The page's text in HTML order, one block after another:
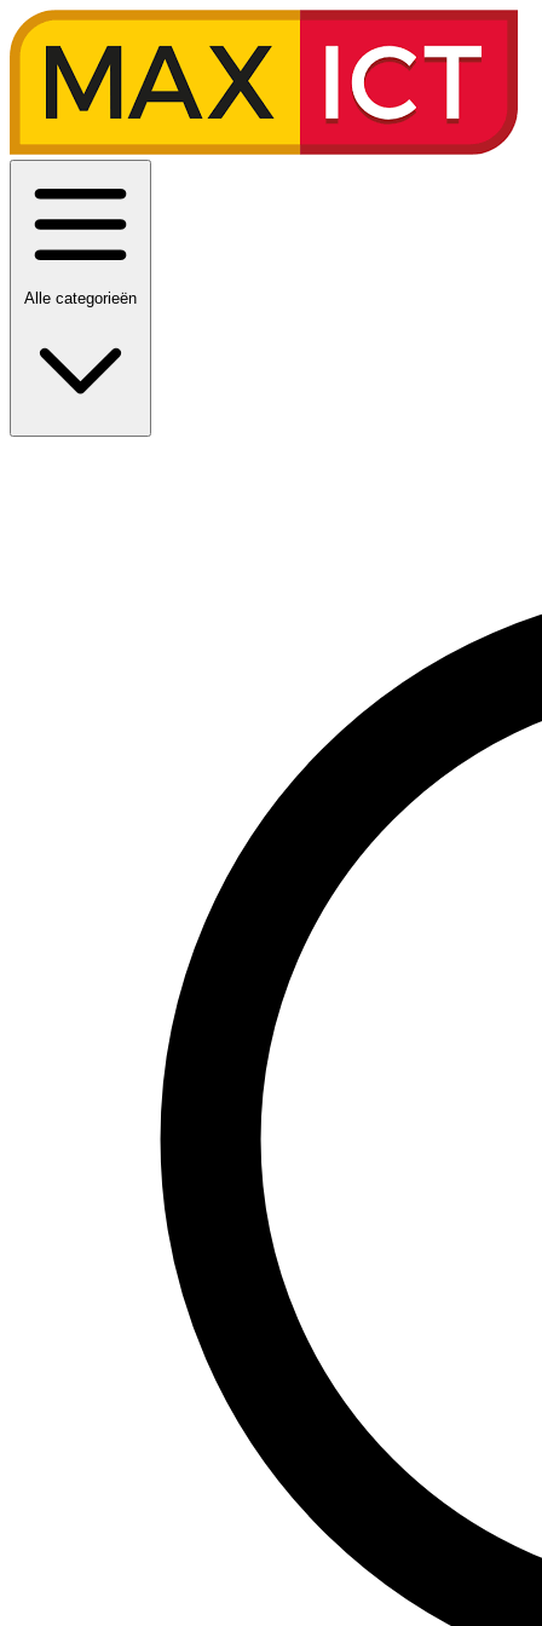
Alle categorieën